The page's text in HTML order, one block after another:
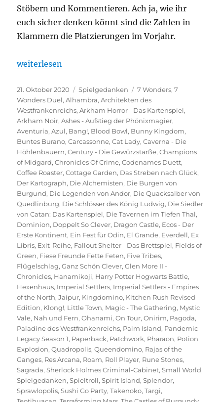
Stöbern und Kommentieren. Ach ja, wie ihr
euch sicher denken könnt sind die Zahlen in
Klammern die Platzierungen im Vorjahr.
„Spieltrolls Top 100 – 2020 Edition“
weiterlesen
Veröffentlicht
am
21. Oktober 2020 Kategorien
Spielgedanken Schlagwörter
7 Wonders,7
Wonders Duel,Alhambra,Architekten des
Westfrankenreichs,Arkham Horror - Das Kartenspiel,
Arkham Noir,Ashes - Aufstieg der Phönixmagier,
Aventuria,Azul, Bang!, Blood Bowl, Bunny Kingdom,
Buntes Burano,Carcassonne,Cat Lady,Caverna - Die
Höhlenbauern,Century - Die Gewürzstarße,Champions
of Midgard,Chronicles Of Crime,Codenames Duett,
Coffee Roaster,Cottage Garden, Das Streben nach Glück,
Der Kartograph, Die Alchemisten, Die Burgen von
Burgund, Die Legenden von Andor, Die Quacksalber von
Quedlinburg, Die Schlösser des König Ludwig, Die Siedler
von Catan: Das Kartenspiel, Die Tavernen im Tiefen Thal,
Dominion, Doppelt So Clever, Dragon Castle, Ecos - Der
Erste Kontinent, Ein Fest für Odin, El Grande, Everdell, Ex
Libris, Exit-Reihe, Fallout Shelter - Das Brettspiel, Fields of
Green, Fiese Freunde Fette Feten, Five Tribes,
Flügelschlag,Ganz Schön Clever,Glen More II -
Chronicles, Hanamikoji, Harry Potter Hogwarts Battle,
Hexenhaus, Imperial Settlers, Imperial Settlers - Empires
of the North,Jaipur, Kingdomino, Kitchen Rush Revised
Edition, Klong!, Little Town, Magic - The Gathering, Mystic
Vale, Nah und Fern,Ohanami,On Tour,Onirim, Pagoda,
Paladine des Westfrankenreichs, Palm Island, Pandemic
Legacy Season 1, Paperback, Patchwork, Pharaon, Potion
Explosion,Quadropolis,Queendomino, Rajas of the
Ganges, Res Arcana, Roam, Roll Player, Rune Stones,
Sagrada,Sherlock Holmes Criminal-Cabinet,Small World,
Spielgedanken,Spieltroll,Spirit Island,Splendor,
Sprawlopolis,Sushi Go Party,Takenoko,Targi,